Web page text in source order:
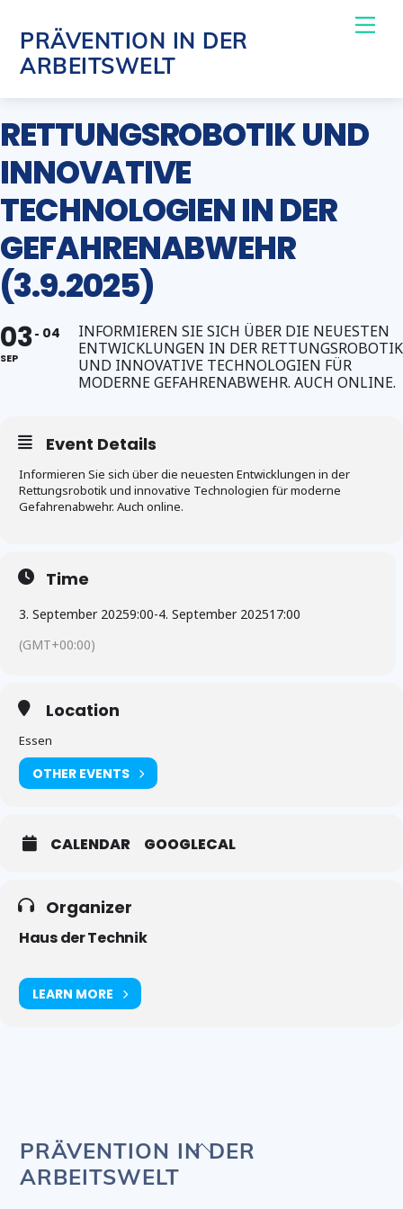
content
PRÄVENTION IN DER
ARBEITSWELT
RETTUNGSROBOTIK UND
INNOVATIVE
TECHNOLOGIEN IN DER
GEFAHRENABWEHR
(3.9.2025)
03
SEP
04
INFORMIEREN SIE SICH ÜBER DIE NEUESTEN
ENTWICKLUNGEN IN DER RETTUNGSROBOTIK
UND INNOVATIVE TECHNOLOGIEN FÜR
MODERNE GEFAHRENABWEHR. AUCH ONLINE.
Event Details
Informieren Sie sich über die neuesten Entwicklungen in der
Rettungsrobotik und innovative Technologien für moderne
Gefahrenabwehr. Auch online.
Time
3. September 20259:00-4. September 202517:00
(GMT+00:00)
Location
Essen
OTHER EVENTS
CALENDAR GOOGLECAL
Organizer
Haus der Technik
LEARN MORE
Back
PRÄVENTION IN DER
ARBEITSWELT